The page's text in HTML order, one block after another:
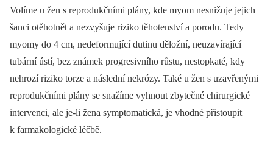
Volíme u žen s reprodukčními plány, kde myom nesnižuje jejich
šanci otěhotnět a nezvyšuje riziko těhotenství a porodu. Tedy
myomy do 4 cm, nedeformující dutinu děložní, neuzavírající
tubární ústí, bez známek progresivního růstu, nestopkaté, kdy
nehrozí riziko torze a následní nekrózy. Také u žen s uzavřenými
reprodukčními plány se snažíme vyhnout zbytečné chirurgické
intervenci, ale je-li žena symptomatická, je vhodné přistoupit
k farmakologické léčbě.